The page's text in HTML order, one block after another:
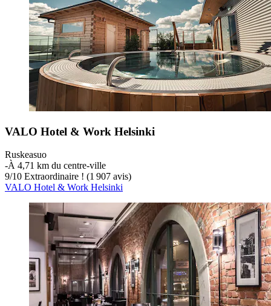
VALO Hotel & Work Helsinki
Ruskeasuo
‐À 4,71 km du centre-ville
9/10 Extraordinaire ! (1 907 avis)
VALO Hotel & Work Helsinki